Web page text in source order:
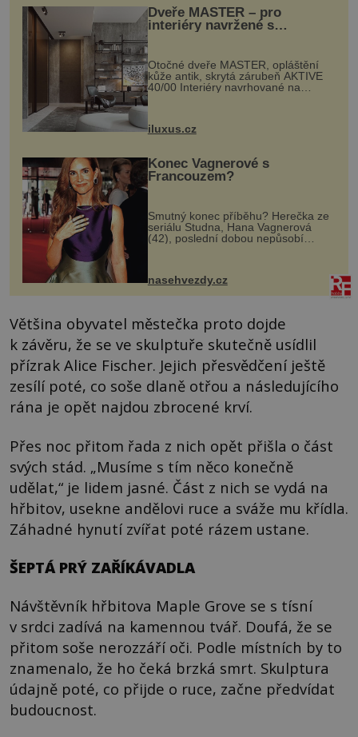
Dveře MASTER – pro
interiéry navržené s
rozumem i vášní!
Otočné dveře MASTER, opláštění
kůže antik, skrytá zárubeň AKTIVE
40/00 Interiéry navrhované na
zakázku často vyžadují atypické
rozměry nejen nábytku, ale i
dnes umož...
iluxus.cz
Konec Vagnerové s
Francouzem?
Smutný konec příběhu? Herečka ze
seriálu Studna, Hana Vagnerová
(42), poslední dobou nepůsobí
nasehvezdy.cz
Většina obyvatel městečka proto dojde
k závěru, že se ve skulptuře skutečně usídlil
přízrak Alice Fischer. Jejich přesvědčení ještě
zesílí poté, co soše dlaně otřou a následujícího
rána je opět najdou zbrocené krví.
Přes noc přitom řada z nich opět přišla o část
svých stád. „Musíme s tím něco konečně
udělat,“ je lidem jasné. Část z nich se vydá na
hřbitov, usekne andělovi ruce a sváže mu křídla.
Záhadné hynutí zvířat poté rázem ustane.
ŠEPTÁ PRÝ ZAŘÍKÁVADLA
Návštěvník hřbitova Maple Grove se s tísní
v srdci zadívá na kamennou tvář. Doufá, že se
přitom soše nerozzáří oči. Podle místních by to
znamenalo, že ho čeká brzká smrt. Skulptura
údajně poté, co přijde o ruce, začne předvídat
budoucnost.